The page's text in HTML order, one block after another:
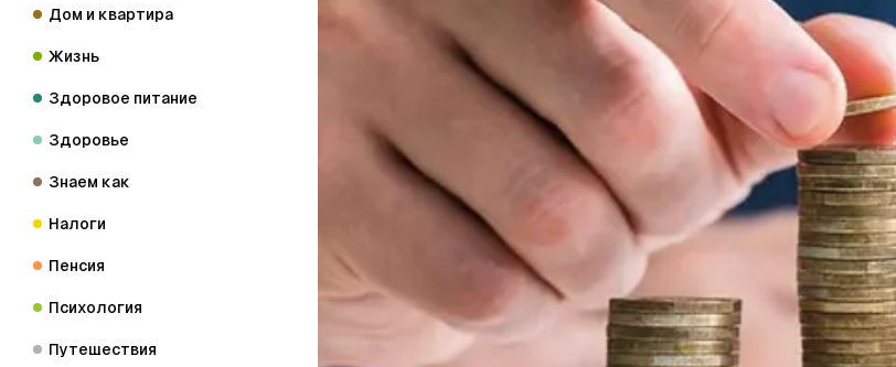
Дом и квартира
Жизнь
Здоровое питание
Здоровье
Знаем как
Налоги
Пенсия
Психология
Путешествия